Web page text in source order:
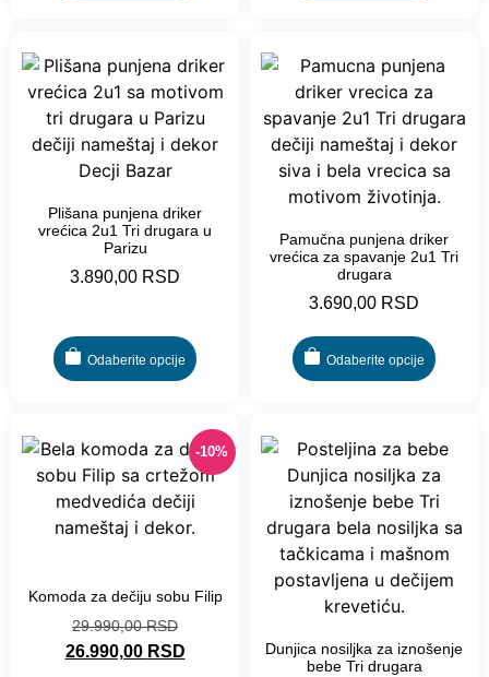
Plišana punjena driker
vrećica 2u1 Tri drugara u
Parizu
3.890,00 RSD
Odaberite opcije
Pamučna punjena driker
vrećica za spavanje 2u1 Tri
drugara
3.690,00 RSD
Odaberite opcije
-10%
Komoda za dečiju sobu Filip
29.990,00RSD
26.990,00 RSD
Dunjica nosiljka za iznošenje
bebe Tri drugara